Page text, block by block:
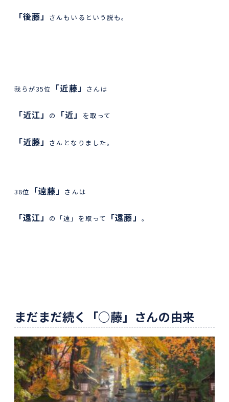
「後藤」 さんもいるという説も。
我らが35位 「近藤」 さんは
「近江」 の 「近」 を取って
「近藤」 さんとなりました。
38位 「遠藤」 さんは
「遠江」 の「遠」を取って 「遠藤」 。
まだまだ続く「○藤」さんの由来